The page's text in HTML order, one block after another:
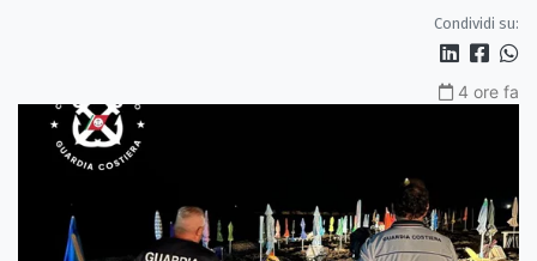
Condividi su:
4 ore fa